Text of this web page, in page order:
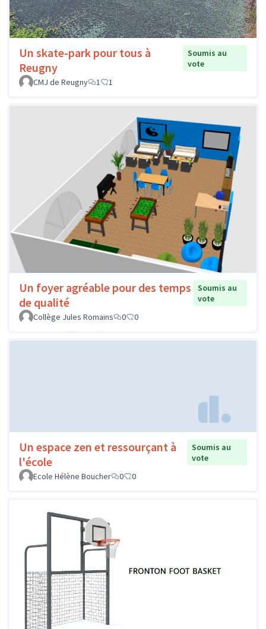
Un skate-park pour tous à
Reugny
Soumis au
vote
CMJ de Reugny
1 1
Un foyer agréable pour des temps
de qualité
Soumis au
vote
Collège Jules Romains
0 0
Un espace zen et ressourçant à
l'école
Soumis au
vote
Ecole Hélène Boucher
0 0